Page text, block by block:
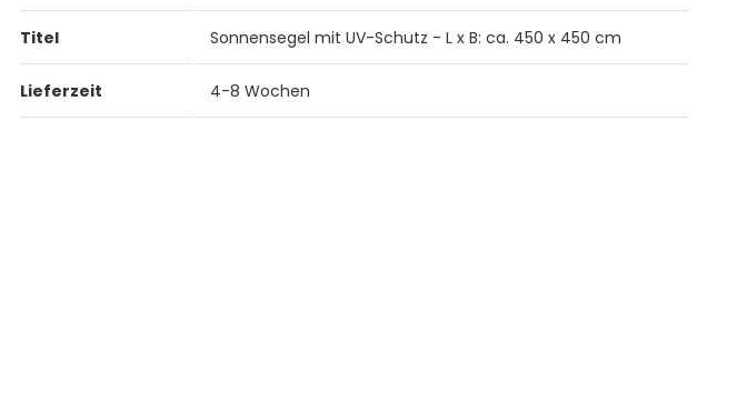
Titel Sonnensegel mit UV-Schutz - L x B: ca. 450 x 450 cm
Lieferzeit 4-8 Wochen